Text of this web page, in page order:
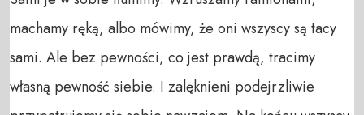
machamy ręką, albo mówimy, że oni wszyscy są tacy
sami. Ale bez pewności, co jest prawdą, tracimy
własną pewność siebie. I zalęknieni podejrzliwie